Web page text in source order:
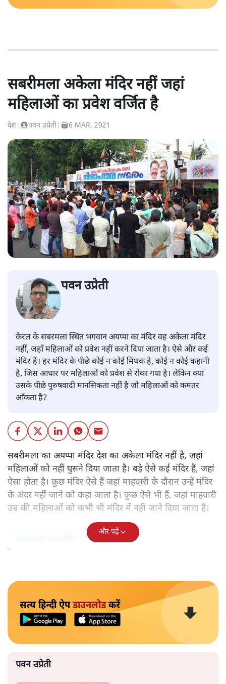
सबरीमला अकेला मंदिर नहीं जहां
महिलाओं का प्रवेश वर्जित है
देश पवन उप्रेती 6 MAR, 2021
पवन उप्रेती
केरल के सबरमला स्थित भगवान अयप्पा का मंदिर वह अकेला मंदिर
नहीं, जहाँ महिलाओं को प्रवेश नहीं करने दिया जाता है। ऐसे और कई
मंदिर हैं। हर मंदिर के पीछे कोई न कोई मिथक है, कोई न कोई कहानी
है, जिस आधार पर महिलाओं को प्रवेश से रोका गया है। लेकिन क्या
उसके पीछे पुरुषवादी मानसिकता नहीं है जो महिलाओं को कमतर
आँकता है?
सबरीमला का अयप्पा मंदिर देश का अकेला मंदिर नहीं है, जहां
महिलाओं को नहीं घुसने दिया जाता है। बड़े ऐसे कई मंदिर हैं, जहां
ऐसा होता है। कुछ मंदिर ऐसे हैं जहां माहवारी के दौरान उन्हें मंदिर
के अंदर नहीं जाने को कहा जाता है। कुछ ऐसे भी हैं, जहां माहवारी
उम्र की महिलाओं को कभी भी मंदिर में नहीं जाने दिया जाता है।
और पढ़ें
सत्य हिन्दी ऐपडाउनलोडकरें
पवन उप्रेती